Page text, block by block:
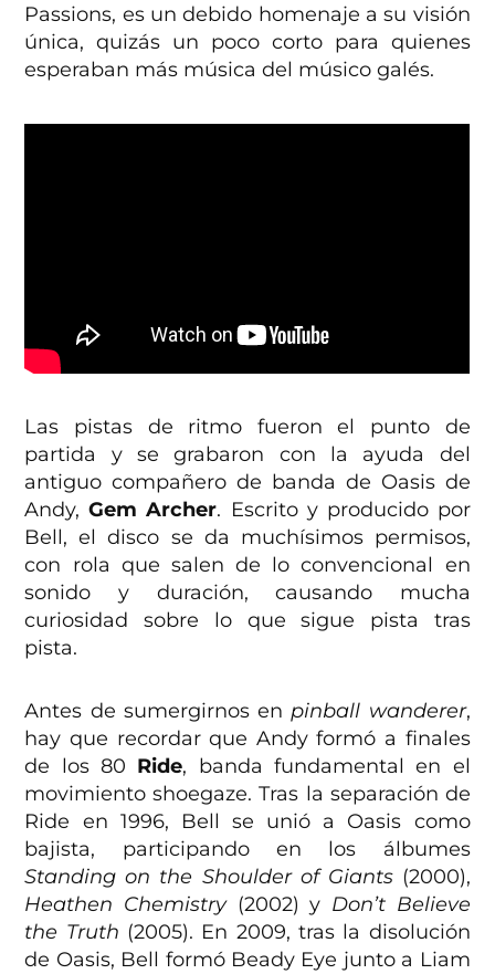
Passions, es un debido homenaje a su visión
única, quizás un poco corto para quienes
esperaban más música del músico galés.
Las pistas de ritmo fueron el punto de
partida y se grabaron con la ayuda del
antiguo compañero de banda de Oasis de
Andy,Gem Archer. Escrito y producido por
Bell, el disco se da muchísimos permisos,
con rola que salen de lo convencional en
sonido y duración, causando mucha
curiosidad sobre lo que sigue pista tras
pista.
Antes de sumergirnos en pinball wanderer,
hay que recordar que Andy formó a finales
de los 80 Ride, banda fundamental en el
movimiento shoegaze. Tras la separación de
Ride en 1996, Bell se unió a Oasis como
bajista, participando en los álbumes
Standing on the Shoulder of Giants(2000),
Heathen Chemistry(2002) y Don’t Believe
the Truth (2005). En 2009, tras la disolución
de Oasis, Bell formó Beady Eye junto a Liam